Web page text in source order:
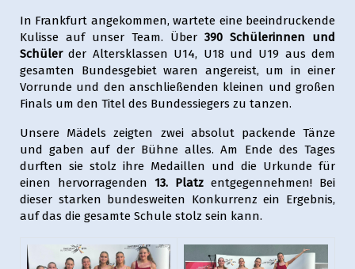
In Frankfurt angekommen, wartete eine beeindruckende
Kulisse auf unser Team. Über 390 Schülerinnen und
Schülerder Altersklassen U14, U18 und U19 aus dem
gesamten Bundesgebiet waren angereist, um in einer
Vorrunde und den anschließenden kleinen und großen
Finals um den Titel des Bundessiegers zu tanzen.
Unsere Mädels zeigten zwei absolut packende Tänze
und gaben auf der Bühne alles. Am Ende des Tages
durften sie stolz ihre Medaillen und die Urkunde für
einen hervorragenden 13. Platz entgegennehmen! Bei
dieser starken bundesweiten Konkurrenz ein Ergebnis,
auf das die gesamte Schule stolz sein kann.